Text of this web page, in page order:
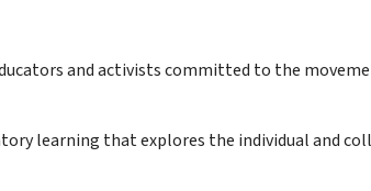
and activists committed to the
learning that explores the individual and